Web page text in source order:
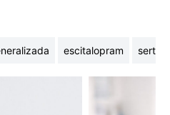
escitalopram